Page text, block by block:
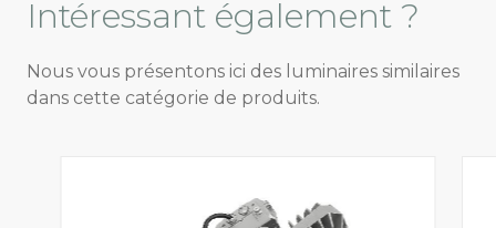
Intéressant également ?
Nous vous présentons ici des luminaires similaires
dans cette catégorie de produits.